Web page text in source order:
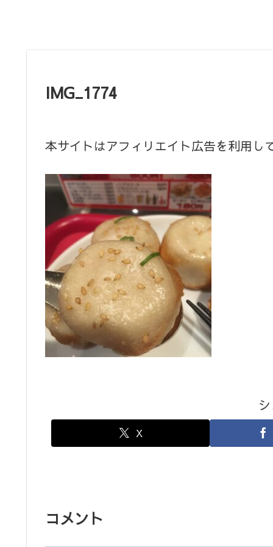
IMG_1774
本サイトはアフィリエイト広告を利用し
X
コメント